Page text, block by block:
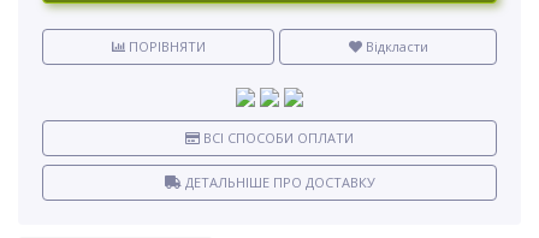
ПОРІВНЯТИ Відкласти
ВСІ СПОСОБИ ОПЛАТИ
ДЕТАЛЬНІШЕ ПРО ДОСТАВКУ